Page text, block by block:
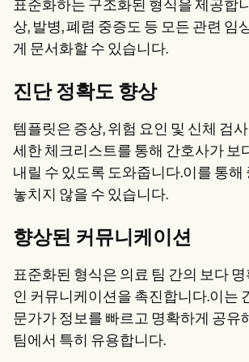
표준화하는 구조화된 형식을 제공합
상, 발병, 폐렴 중증도 등 모든 관련 임
게 문서화할 수 있습니다.
진단 정확도 향상
템플릿은 증상, 위험 요인 및 신체 검
세한 체크리스트를 통해 간호사가 보
내릴 수 있도록 도와줍니다.이를 통해
놓치지 않을 수 있습니다.
향상된 커뮤니케이션
표준화된 형식은 의료 팀 간의 보다
인 커뮤니케이션을 촉진합니다.이는
문가가 정보를 빠르고 명확하게 공유
팀에서 특히 유용합니다.